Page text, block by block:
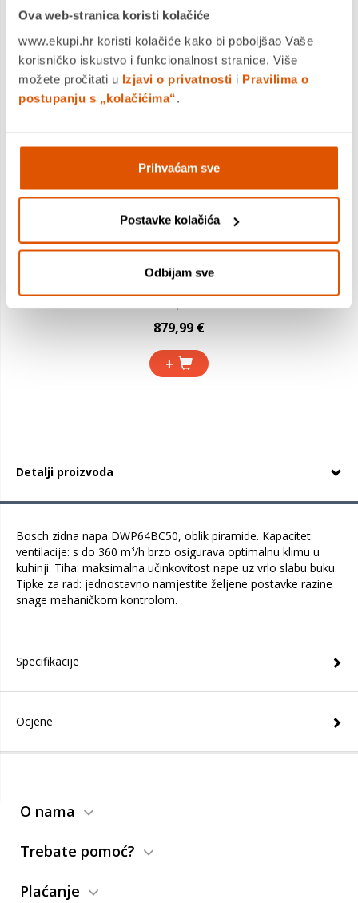
Ova web-stranica koristi kolačiće
www.ekupi.hr koristi kolačiće kako bi poboljšao Vaše
korisničko iskustvo i funkcionalnost stranice. Više
možete pročitati u Izjavi o privatnosti i Pravilima o
postupanju s „kolačićima“.
Prihvaćam sve
Postavke kolačića
Odbijam sve
MOGLO BI VAS ZANIMATI I OVO
879,99 €
+
Detalji proizvoda
Bosch zidna napa DWP64BC50, oblik piramide. Kapacitet
ventilacije: s do 360 m³/h brzo osigurava optimalnu klimu u
kuhinji. Tiha: maksimalna učinkovitost nape uz vrlo slabu buku.
Tipke za rad: jednostavno namjestite željene postavke razine
snage mehaničkom kontrolom.
Specifikacije
Ocjene
O nama
Trebate pomoć?
Plaćanje